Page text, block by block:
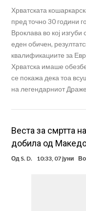
Хрватската
пред точно 30 години
Вроклава во кој
еден обичен,
квалификациите за
Хрватска имаше
се покажа дека тоа
на легендарниот
Веста за смртта
добила од
Од S. D. 10:33, 07 јуни